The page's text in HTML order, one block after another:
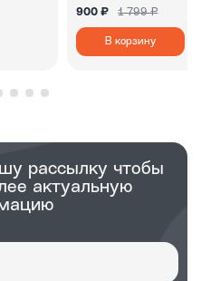
900 ₽ 1 799 ₽
В корзину
рассылку чтобы
актуальную